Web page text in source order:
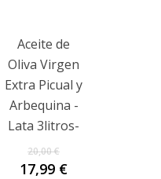
Aceite de
Oliva Virgen
Extra Picual y
Arbequina -
Lata 3litros-
20,00€El
precio
17,99 €El